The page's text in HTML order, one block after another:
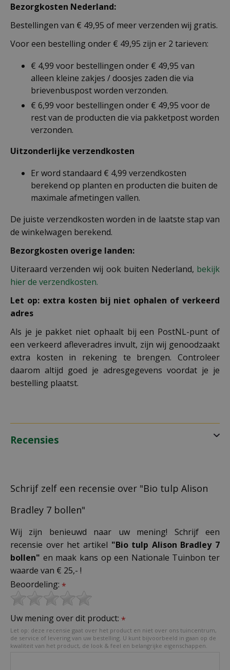
Bezorgkosten Nederland:
Bestellingen van € 49,95 of meer verzenden wij gratis.
Voor een bestelling onder € 49,95 zijn er 2 tarieven:
€ 4,99 voor bestellingen onder € 49,95 van
alleen kleine zakjes / doosjes zaden die via
brievenbuspost worden verzonden.
€ 6,99 voor bestellingen onder € 49,95 voor de
rest van de producten die via pakketpost worden
verzonden.
Uitzonderlijke verzendkosten
Er word standaard € 4,99 verzendkosten
berekend op planten en producten die buiten de
maximale afmetingen vallen.
De juiste verzendkosten worden in de laatste stap van
de winkelwagen berekend.
Bezorgkosten overige landen:
Uiteraard verzenden wij ook buiten Nederland, bekijk
hier de verzendkosten.
Let op: extra kosten bij niet ophalen of verkeerd
adres
Als je je pakket niet ophaalt bij een PostNL-punt of
een verkeerd afleveradres invult, zijn wij genoodzaakt
extra kosten in rekening te brengen. Controleer
daarom altijd goed je adresgegevens voordat je je
bestelling plaatst.
Recensies
Schrijf zelf een recensie over "Bio tulp Alison
Bradley 7 bollen"
Wij zijn benieuwd naar uw mening! Schrijf een
recensie over het artikel "Bio tulp Alison Bradley 7
bollen" en maak kans op een Nationale Tuinbon ter
waarde van € 25,- !
Beoordeling: *
Uw mening over dit product: *
Let op: deze recensie gaat over het product en niet over ons tuincentrum,
de service of levering van uw bestelling. U kunt bijvoorbeeld in gaan op de
kwaliteit van het product, de look & feel en belangrijke eigenschappen.